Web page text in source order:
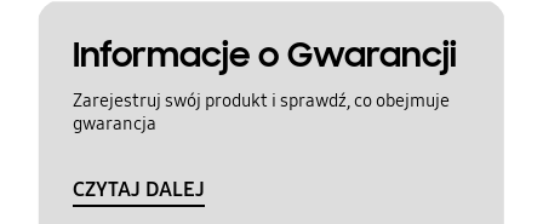
Informacje o Gwarancji
Zarejestruj swój produkt i sprawdź, co obejmuje
gwarancja
CZYTAJ DALEJ